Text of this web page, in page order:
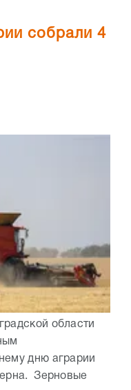
собрали 4
области
дню аграрии
Зерновые